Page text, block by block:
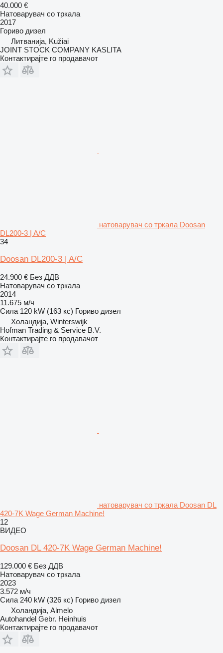
40.000 €
Натоварувач со тркала
2017
Гориво дизел
Литванија, Kužiai
JOINT STOCK COMPANY KASLITA
Контактирајте го продавачот
натоварувач со тркала Doosan
DL200-3 | A/C
34
Doosan DL200-3 | A/C
24.900 € Без ДДВ
Натоварувач со тркала
2014
11.675 м/ч
Сила 120 kW (163 кс) Гориво дизел
Холандија, Winterswijk
Hofman Trading & Service B.V.
Контактирајте го продавачот
натоварувач со тркала Doosan DL
420-7K Wage German Machine!
12
ВИДЕО
Doosan DL 420-7K Wage German Machine!
129.000 € Без ДДВ
Натоварувач со тркала
2023
3.572 м/ч
Сила 240 kW (326 кс) Гориво дизел
Холандија, Almelo
Autohandel Gebr. Heinhuis
Контактирајте го продавачот